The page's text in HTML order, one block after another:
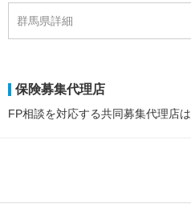
群馬県詳細
保険募集代理店
FP相談を対応する共同募集代理店は